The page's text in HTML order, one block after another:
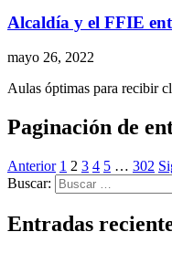
Alcaldía y el FFIE
mayo 26, 2022
Aulas óptimas para recibir
Paginación de
Anterior 1 2 3 4 5 … 302
Buscar:
Entradas